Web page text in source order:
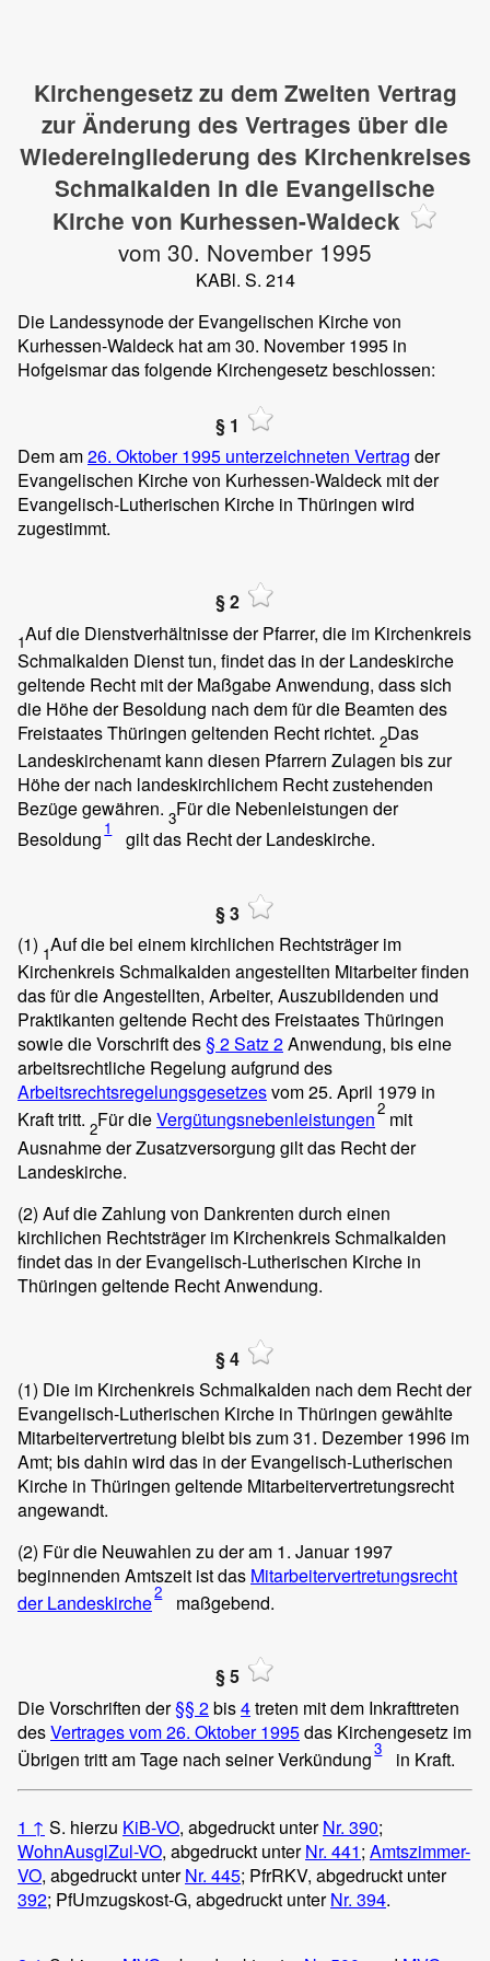
Kirchengesetz zu dem Zweiten Vertrag
zur Änderung des Vertrages über die
Wiedereingliederung des Kirchenkreises
Schmalkalden in die Evangelische
Kirche von Kurhessen-Waldeck
vom 30. November 1995
KABl. S. 214
Die Landessynode der Evangelischen Kirche von
Kurhessen-Waldeck hat am 30. November 1995 in
Hofgeismar das folgende Kirchengesetz beschlossen:
§ 1
Dem am26. Oktober 1995 unterzeichneten Vertrag der
Evangelischen Kirche von Kurhessen-Waldeck mit der
Evangelisch-Lutherischen Kirche in Thüringen wird
zugestimmt.
§ 2
1Auf die Dienstverhältnisse der Pfarrer, die im Kirchenkreis
Schmalkalden Dienst tun, findet das in der Landeskirche
geltende Recht mit der Maßgabe Anwendung, dass sich
die Höhe der Besoldung nach dem für die Beamten des
Freistaates Thüringen geltenden Recht richtet. 2Das
Landeskirchenamt kann diesen Pfarrern Zulagen bis zur
Höhe der nach landeskirchlichem Recht zustehenden
Bezüge gewähren. 3Für die Nebenleistungen der
Besoldung 1 gilt das Recht der Landeskirche.
§ 3
(1) 1Auf die bei einem kirchlichen Rechtsträger im
Kirchenkreis Schmalkalden angestellten Mitarbeiter finden
das für die Angestellten, Arbeiter, Auszubildenden und
Praktikanten geltende Recht des Freistaates Thüringen
sowie die Vorschrift des§ 2 Satz 2Anwendung, bis eine
arbeitsrechtliche Regelung aufgrund des
Arbeitsrechtsregelungsgesetzesvom 25. April 1979 in
Kraft tritt. 2Für dieVergütungsnebenleistungen2 mit
Ausnahme der Zusatzversorgung gilt das Recht der
Landeskirche.
(2) Auf die Zahlung von Dankrenten durch einen
kirchlichen Rechtsträger im Kirchenkreis Schmalkalden
findet das in der Evangelisch-Lutherischen Kirche in
Thüringen geltende Recht Anwendung.
§ 4
(1) Die im Kirchenkreis Schmalkalden nach dem Recht der
Evangelisch-Lutherischen Kirche in Thüringen gewählte
Mitarbeitervertretung bleibt bis zum 31. Dezember 1996 im
Amt; bis dahin wird das in der Evangelisch-Lutherischen
Kirche in Thüringen geltende Mitarbeitervertretungsrecht
angewandt.
(2) Für die Neuwahlen zu der am 1. Januar 1997
beginnenden Amtszeit ist das Mitarbeitervertretungsrecht
der Landeskirche2 maßgebend.
§ 5
Die Vorschriften der§§ 2bis4treten mit dem Inkrafttreten
desVertrages vom 26. Oktober 1995das Kirchengesetz im
Übrigen tritt am Tage nach seiner Verkündung3 in Kraft.
1 ↑ S. hierzu KiB-VO, abgedruckt unterNr. 390;
WohnAusglZul-VO, abgedruckt unterNr. 441; Amtszimmer-
VO, abgedruckt unterNr. 445; PfrRKV, abgedruckt unter
392; PfUmzugskost-G, abgedruckt unterNr. 394.